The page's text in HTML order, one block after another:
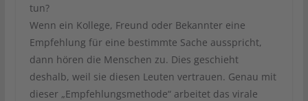
tun?
Wenn ein Kollege, Freund oder Bekannter eine
Empfehlung für eine bestimmte Sache ausspricht,
dann hören die Menschen zu. Dies geschieht
deshalb, weil sie diesen Leuten vertrauen. Genau mit
dieser „Empfehlungsmethode“ arbeitet das virale